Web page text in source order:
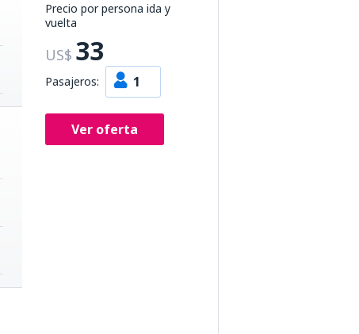
Precio por persona ida y
vuelta
US$ 33
Pasajeros: 1
Ver oferta